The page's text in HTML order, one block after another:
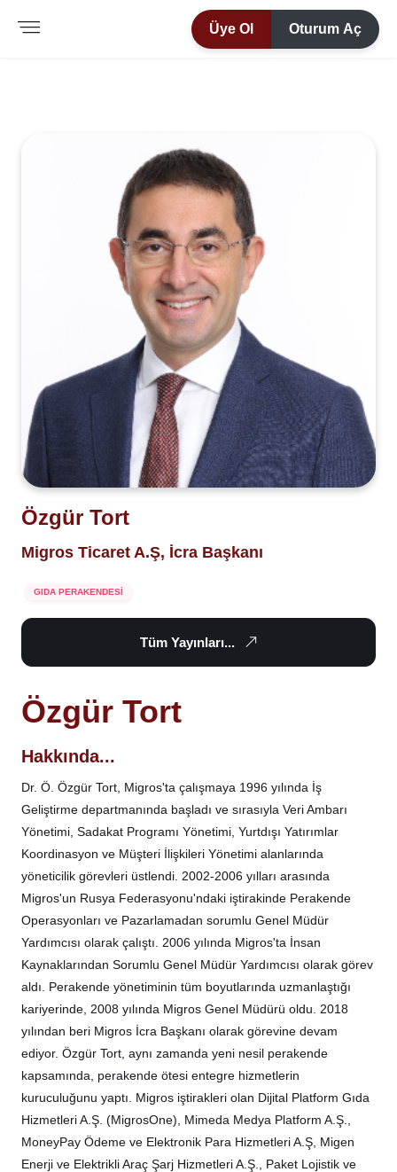
Üye Ol Oturum Aç
Özgür Tort
Migros Ticaret A.Ş, İcra Başkanı
GIDA PERAKENDESİ
Tüm Yayınları...
Özgür Tort
Hakkında...
Dr. Ö. Özgür Tort, Migros'ta çalışmaya 1996 yılında İş
Geliştirme departmanında başladı ve sırasıyla Veri Ambarı
Yönetimi, Sadakat Programı Yönetimi, Yurtdışı Yatırımlar
Koordinasyon ve Müşteri İlişkileri Yönetimi alanlarında
yöneticilik görevleri üstlendi. 2002-2006 yılları arasında
Migros'un Rusya Federasyonu'ndaki iştirakinde Perakende
Operasyonları ve Pazarlamadan sorumlu Genel Müdür
Yardımcısı olarak çalıştı. 2006 yılında Migros'ta İnsan
Kaynaklarından Sorumlu Genel Müdür Yardımcısı olarak görev
aldı. Perakende yönetiminin tüm boyutlarında uzmanlaştığı
kariyerinde, 2008 yılında Migros Genel Müdürü oldu. 2018
yılından beri Migros İcra Başkanı olarak görevine devam
ediyor. Özgür Tort, aynı zamanda yeni nesil perakende
kapsamında, perakende ötesi entegre hizmetlerin
kuruculuğunu yaptı. Migros iştirakleri olan Dijital Platform Gıda
Hizmetleri A.Ş. (MigrosOne), Mimeda Medya Platform A.Ş.,
MoneyPay Ödeme ve Elektronik Para Hizmetleri A.Ş, Migen
Enerji ve Elektrikli Araç Şarj Hizmetleri A.Ş., Paket Lojistik ve